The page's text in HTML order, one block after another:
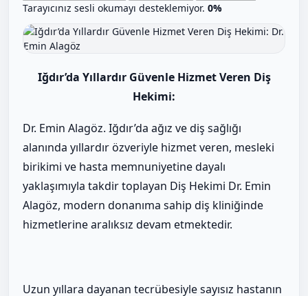
Tarayıcınız sesli okumayı desteklemiyor. 0%
Iğdır’da Yıllardır Güvenle Hizmet Veren Diş
Hekimi:
Dr. Emin Alagöz. Iğdır’da ağız ve diş sağlığı
alanında yıllardır özveriyle hizmet veren, mesleki
birikimi ve hasta memnuniyetine dayalı
yaklaşımıyla takdir toplayan Diş Hekimi Dr. Emin
Alagöz, modern donanıma sahip diş kliniğinde
hizmetlerine aralıksız devam etmektedir.
Uzun yıllara dayanan tecrübesiyle sayısız hastanın